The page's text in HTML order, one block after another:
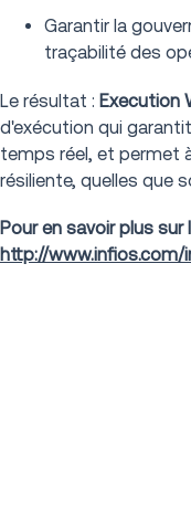
Garantir la
traçabilité des
Le résultat : Execution
d'exécution qui
temps réel, et permet
résiliente, quelles que
Pour en savoir plus
http://www.infios.com/